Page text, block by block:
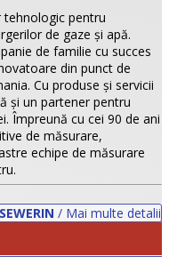
tehnologic pentru
de gaze şi apă.
de familie cu succes
din punct de
Cu produse şi servicii
şi un partener pentru
Împreună cu cei 90 de ani
de măsurare,
echipe de măsurare
/ Mai multe detalii